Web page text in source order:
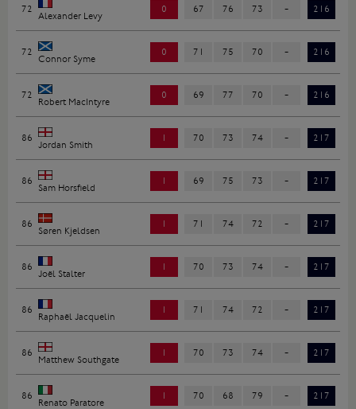
72
Alexander Levy
0 67 76 73 - 216
72
Connor Syme
0 71 75 70 - 216
72
Robert MacIntyre
0 69 77 70 - 216
86
Jordan Smith
1 70 73 74 - 217
86
Sam Horsfield
1 69 75 73 - 217
86
Søren Kjeldsen
1 71 74 72 - 217
86
Joël Stalter
1 70 73 74 - 217
86
Raphaël Jacquelin
1 71 74 72 - 217
86
Matthew Southgate
1 70 73 74 - 217
86
Renato Paratore
1 70 68 79 - 217